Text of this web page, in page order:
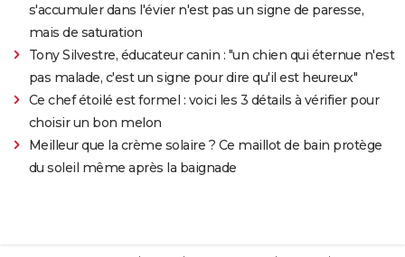
s'accumuler dans l'évier n'est pas un signe de paresse,
mais de saturation
Tony Silvestre, éducateur canin : "un chien qui éternue n'est
pas malade, c'est un signe pour dire qu'il est heureux"
Ce chef étoilé est formel : voici les 3 détails à vérifier pour
choisir un bon melon
Meilleur que la crème solaire ? Ce maillot de bain protège
du soleil même après la baignade